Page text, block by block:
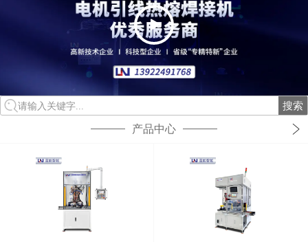
搜索
请输入关键字...
产品中心